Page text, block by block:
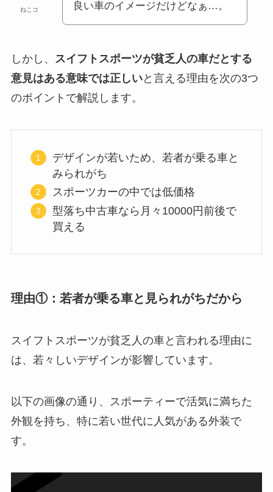
ねこコ 良い車のイメージだけどなぁ…。
しかし、 スイフトスポーツが貧乏人の車だとする
意見はある意味では正しいと言える理由を次の3つ
のポイントで解説します。
デザインが若いため、若者が乗る車と
みられがち
スポーツカーの中では低価格
型落ち中古車なら月々10000円前後で
買える
理由①：若者が乗る車と見られがちだから
スイフトスポーツが貧乏人の車と言われる理由に
は、若々しいデザインが影響しています。
以下の画像の通り、スポーティーで活気に満ちた
外観を持ち、特に若い世代に人気がある外装で
す。